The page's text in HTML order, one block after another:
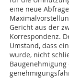
eine neue
Gericht aus der
Korrespondenz.
Umstand, dass
wurde, nicht